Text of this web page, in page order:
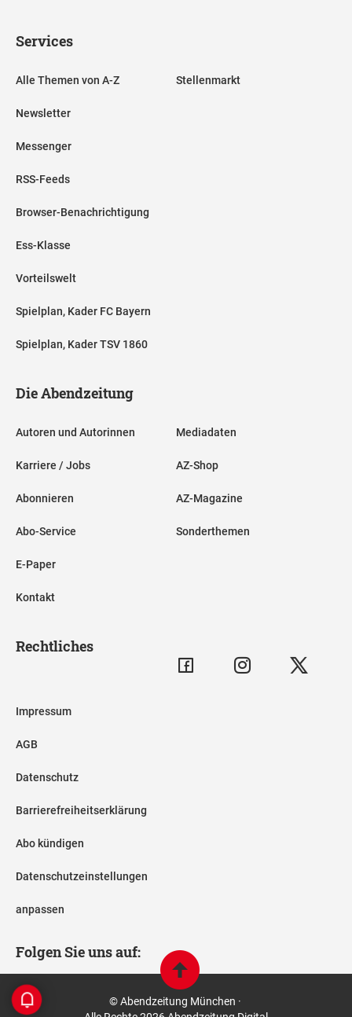
Services
Alle Themen von A-Z
Newsletter
Messenger
RSS-Feeds
Browser-Benachrichtigung
Ess-Klasse
Vorteilswelt
Spielplan, Kader FC Bayern
Spielplan, Kader TSV 1860
Stellenmarkt
Die Abendzeitung
Autoren und Autorinnen
Karriere / Jobs
Abonnieren
Abo-Service
E-Paper
Kontakt
Mediadaten
AZ-Shop
AZ-Magazine
Sonderthemen
Rechtliches
Impressum
AGB
Datenschutz
Barrierefreiheitserklärung
Abo kündigen
Datenschutzeinstellungen
anpassen
Folgen Sie uns auf:
© Abendzeitung München ·